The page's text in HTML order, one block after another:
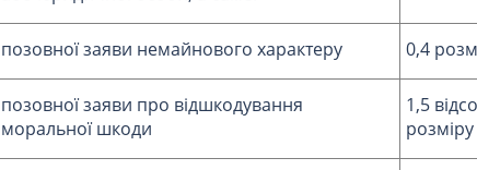
позовної заяви немайнового характеру 0,4
позовної заяви про відшкодування
моральної шкоди
1,5